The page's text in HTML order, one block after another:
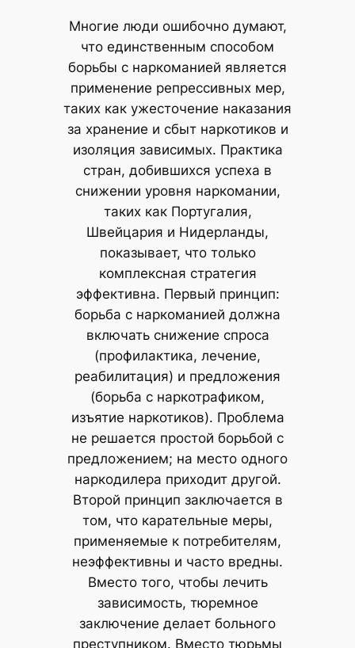
Многие люди ошибочно думают,
что единственным способом
борьбы с наркоманией является
применение репрессивных мер,
таких как ужесточение наказания
за хранение и сбыт наркотиков и
изоляция зависимых. Практика
стран, добившихся успеха в
снижении уровня наркомании,
таких как Португалия,
Швейцария и Нидерланды,
показывает, что только
комплексная стратегия
эффективна. Первый принцип:
борьба с наркоманией должна
включать снижение спроса
(профилактика, лечение,
реабилитация) и предложения
(борьба с наркотрафиком,
изъятие наркотиков). Проблема
не решается простой борьбой с
предложением; на место одного
наркодилера приходит другой.
Второй принцип заключается в
том, что карательные меры,
применяемые к потребителям,
неэффективны и часто вредны.
Вместо того, чтобы лечить
зависимость, тюремное
заключение делает больного
преступником. Вместо тюрьмы